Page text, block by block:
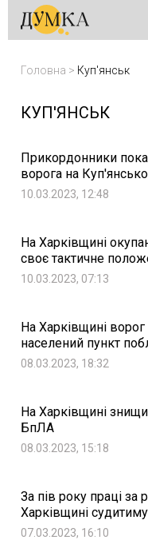
Головна > Куп'янськ
КУП'ЯНСЬК
Прикордонники
ворога на
10.03.2023, 12:48
На Харківщині
своє тактичне
10.03.2023, 07:13
На Харківщині
населений пункт
08.03.2023, 18:32
На Харківщині
БпЛА
08.03.2023, 15:18
За пів року праці за
Харківщині
07.03.2023, 16:10